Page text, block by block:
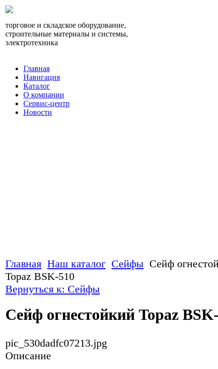
торговое и складское оборудование,
строительные материалы и системы,
электротехника
Главная
Навигация
Каталог
О компании
Сервис-центр
Новости
Главная Наш каталог Сейфы Сейф
Topaz BSK-510
Вернуться к: Сейфы
Сейф огнестойкий Topaz
pic_530dadfc07213.jpg
Описание